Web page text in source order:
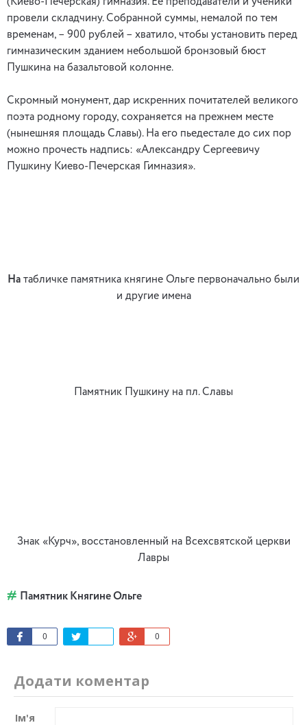
провели складчину. Собранной суммы, немалой по тем
временам, – 900 рублей – хватило, чтобы установить перед
гимназическим зданием небольшой бронзовый бюст
Пушкина на базальтовой колонне.
Скромный монумент, дар искренних почитателей великого
поэта родному городу, сохраняется на прежнем месте
(нынешняя площадь Славы). На его пьедестале до сих пор
можно прочесть надпись: «Александру Сергеевичу
Пушкину Киево-Печерская Гимназия».
На табличке памятника княгине Ольге первоначально были
и другие имена
Памятник Пушкину на пл. Славы
Знак «Курч», восстановленный на Всехсвятской церкви
Лавры
Памятник Княгине Ольге
0 0
Додати коментар
Ім'я